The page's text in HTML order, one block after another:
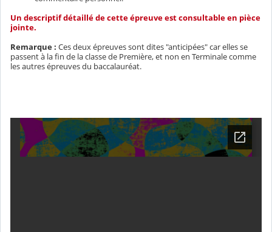
Un descriptif détaillé de cette épreuve est consultable en pièce
jointe.
Remarque : Ces deux épreuves sont dites "anticipées" car elles se
passent à la fin de la classe de Première, et non en Terminale comme
les autres épreuves du baccalauréat.